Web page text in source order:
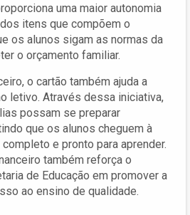
uma maior autonomia
itens que compõem o
os alunos sigam as normas da
o orçamento familiar.
o cartão também ajuda a
letivo. Através dessa iniciativa,
possam se preparar
que os alunos cheguem à
e pronto para aprender.
também reforça o
de Educação em promover a
ao ensino de qualidade.